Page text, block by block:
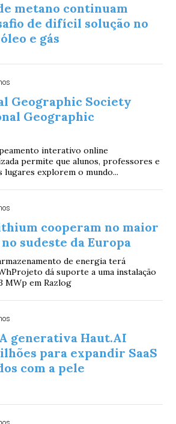
metano continuam
de difícil solução no
e gás
Geographic Society
Geographic
interativo online
permite que alunos, professores e
lugares explorem o mundo...
cooperam no maior
sudeste da Europa
de energia terá
dá suporte a uma instalação
MWp em Razlog
generativa Haut.AI
para expandir SaaS
com a pele